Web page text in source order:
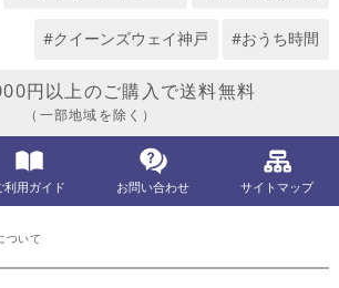
#クイーンズウェイ神戸 #おうち時間
円以上のご購入で送料無料
（一部地域を除く）
利用ガイド お問い合わせ サイトマップ
ついて